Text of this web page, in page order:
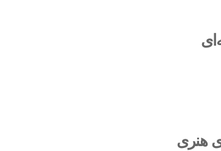
هنری